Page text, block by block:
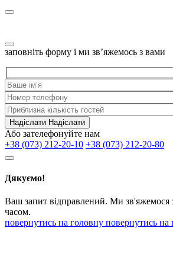
заповніть форму і ми зв’яжемось з вами
Надіслати Надіслати
Або зателефонуйте нам
+38 (073) 212-20-10 +38 (073) 212-20-80
Дякуємо!
Ваш запит відправлений. Ми
часом.
повернутись на головну повернутись на